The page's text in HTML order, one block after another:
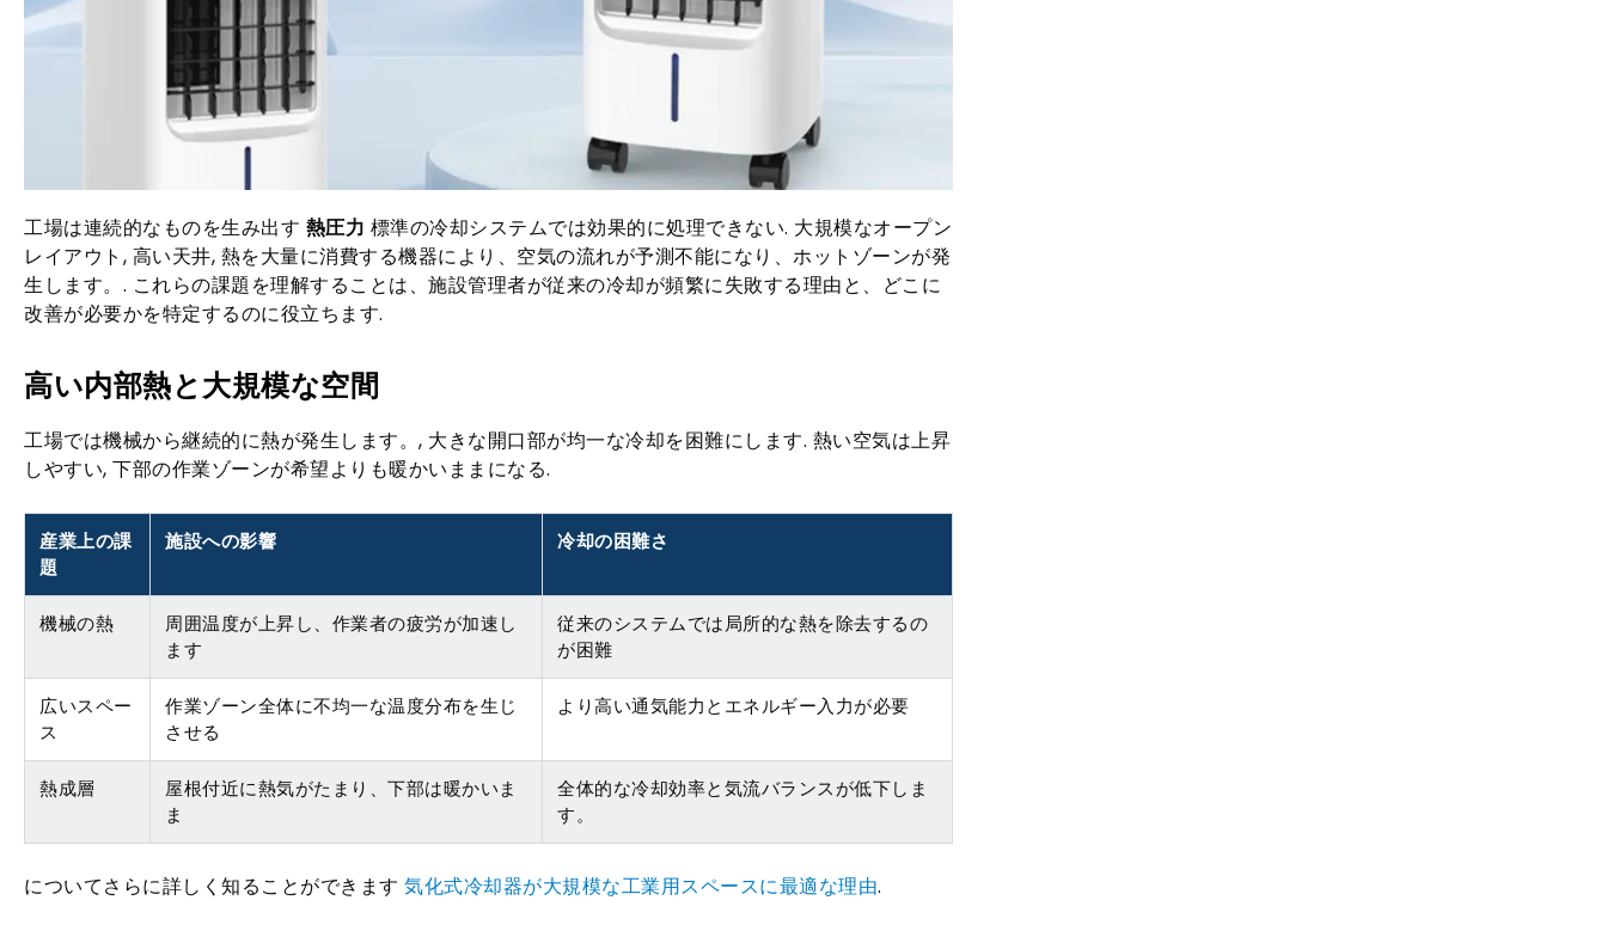
工場は連続的なものを生み出す 熱圧力 標準の冷却システムでは効果的に処理できない. 大規模なオープン
レイアウト, 高い天井, 熱を大量に消費する機器により、空気の流れが予測不能になり、ホットゾーンが発
生します。. これらの課題を理解することは、施設管理者が従来の冷却が頻繁に失敗する理由と、どこに
改善が必要かを特定するのに役立ちます.
高い内部熱と大規模な空間
工場では機械から継続的に熱が発生します。, 大きな開口部が均一な冷却を困難にします. 熱い空気は上昇
しやすい, 下部の作業ゾーンが希望よりも暖かいままになる.
産業上の課
題
施設への影響 冷却の困難さ
機械の熱
周囲温度が上昇し、作業者の疲労が加速し
ます
従来のシステムでは局所的な熱を除去するの
が困難
広いスペー
ス
作業ゾーン全体に不均一な温度分布を生じ
させる
より高い通気能力とエネルギー入力が必要
熱成層
屋根付近に熱気がたまり、下部は暖かいま
ま
全体的な冷却効率と気流バランスが低下しま
す。
についてさらに詳しく知ることができます 気化式冷却器が大規模な工業用スペースに最適な理由.